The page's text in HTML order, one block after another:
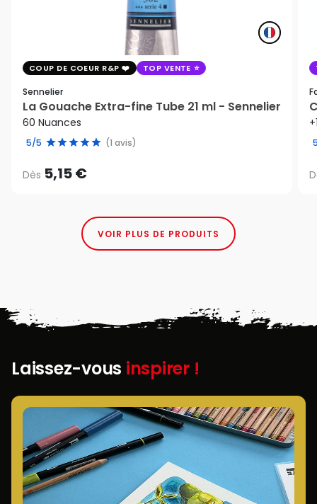
COUP DE COEUR R&P TOP VENTE
Sennelier
La Gouache Extra-fine Tube 21 ml - Sennelier
60 Nuances
5/5 (1 avis)
Dès 5,15 €
VOIR PLUS DE PRODUITS
Laissez-vous inspirer !